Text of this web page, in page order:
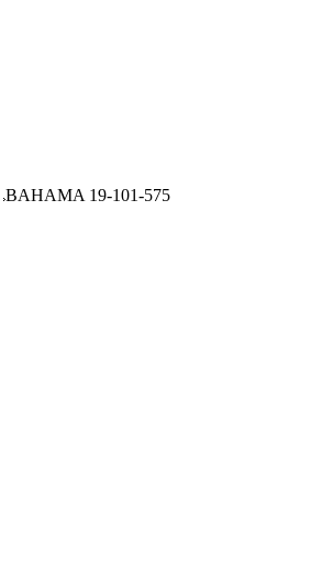
BAHAMA 19-101-575